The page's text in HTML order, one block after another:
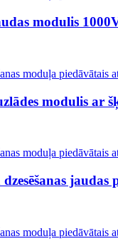
modulis
modulis ar